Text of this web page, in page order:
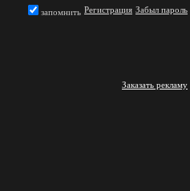
запомнить Регистрация Забыл пароль
Заказать рекламу